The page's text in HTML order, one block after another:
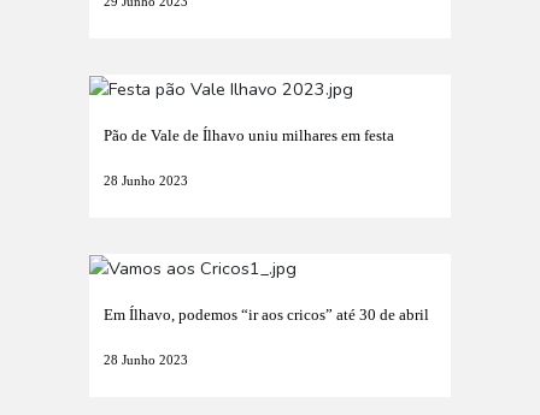
Pão de Vale de Ílhavo uniu milhares em festa
28 Junho 2023
Em Ílhavo, podemos “ir aos cricos” até 30 de abril
28 Junho 2023